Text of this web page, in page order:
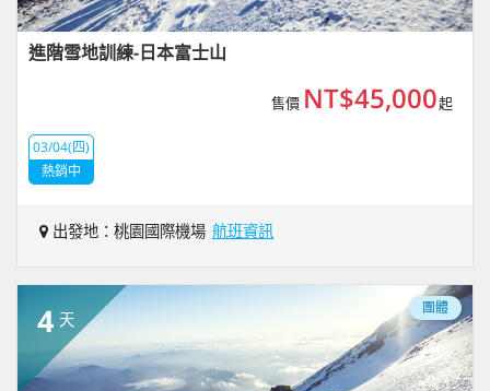
進階雪地訓練-日本富士山
售價 NT$45,000起
03/04(四)
熱銷中
出發地：桃園國際機場 航班資訊
4 天
團體